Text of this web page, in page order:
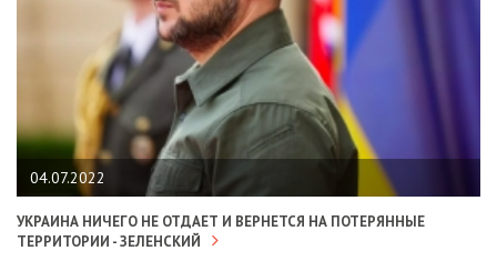
04.07.2022
УКРАИНА НИЧЕГО НЕ ОТДАЕТ И ВЕРНЕТСЯ НА ПОТЕРЯННЫЕ
ТЕРРИТОРИИ - ЗЕЛЕНСКИЙ